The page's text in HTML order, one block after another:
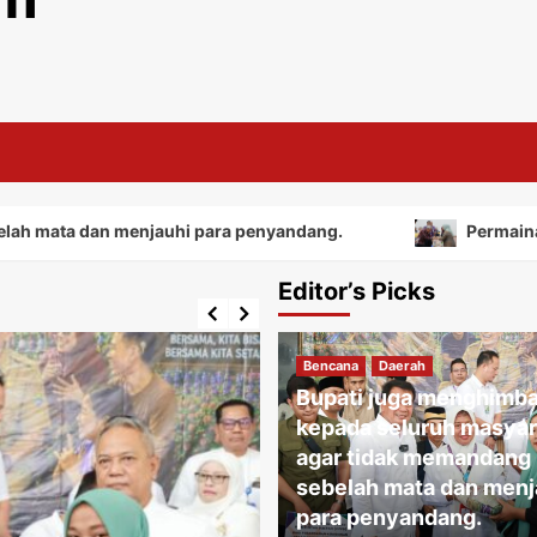
menjauhi para penyandang. Permainan
Editor’s Picks
Bencana Daerah
Bupati juga
kepada seluruh
agar tidak memandang
sebelah mata dan
para penyandang.